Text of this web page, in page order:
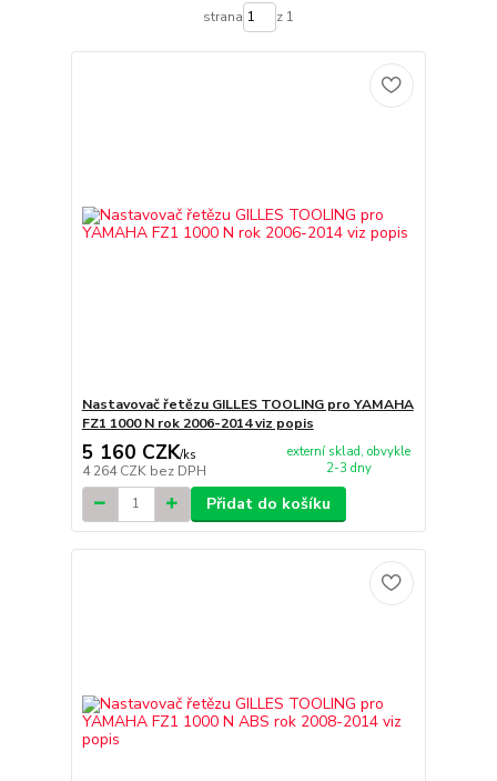
strana z 1
Nastavovač řetězu GILLES TOOLING pro YAMAHA
FZ1 1000 N rok 2006-2014 viz popis
5 160 CZK/ks
4 264 CZK bez DPH
externí sklad, obvykle
2-3 dny
Přidat do košíku